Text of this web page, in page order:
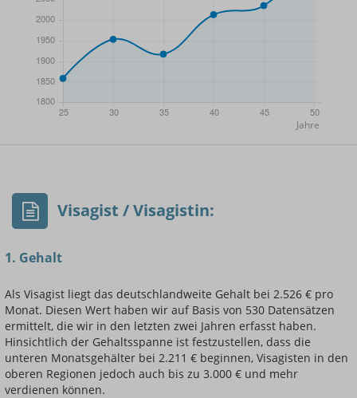
Einsteigerin / Einsteiger
Visagist / Visagistin:
1. Gehalt
Als Visagist liegt das deutschlandweite Gehalt bei 2.526 € pro
Monat. Diesen Wert haben wir auf Basis von 530 Datensätzen
ermittelt, die wir in den letzten zwei Jahren erfasst haben.
Hinsichtlich der Gehaltsspanne ist festzustellen, dass die
unteren Monatsgehälter bei 2.211 € beginnen, Visagisten in den
oberen Regionen jedoch auch bis zu 3.000 € und mehr
verdienen können.